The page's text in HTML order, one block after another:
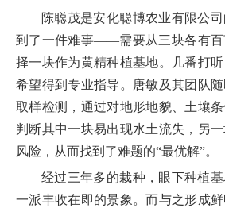
陈聪茂是安化聪博农业有限公
到了一件难事——需要从三块各有百
择一块作为黄精种植基地。几番打听
希望得到专业指导。唐敏及其团队随
取样检测，通过对地形地貌、土壤条
判断其中一块易出现水土流失，另
风险，从而找到了难题的“最优解”。
经过三年多的栽种，眼下种植基
一派丰收在即的景象。而与之形成